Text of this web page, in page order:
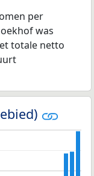
per
was
totale netto